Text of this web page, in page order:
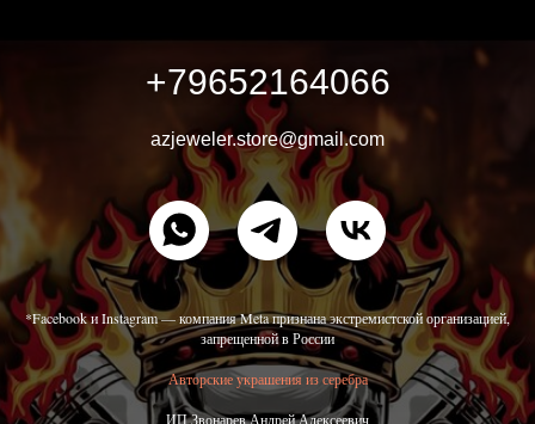
+79652164066
azjeweler.store@gmail.com
*Facebook и Instagram — компания Meta признана экстремистской организацией,
запрещенной в России
Авторские украшения из серебра
ИП Звонарев Андрей Алексеевич